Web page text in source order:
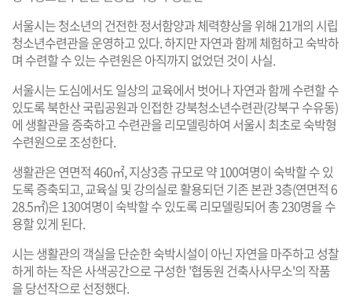
서울시는 청소년의 건전한 정서함양과 체력향상을 위해 21개의 시립
청소년수련관을 운영하고 있다. 하지만 자연과 함께 체험하고 숙박하
며 수련할 수 있는 수련원은 아직까지 없었던 것이 사실.
서울시는 도심에서도 일상의 교육에서 벗어나 자연과 함께 수련할 수
있도록 북한산 국립공원과 인접한 강북청소년수련관(강북구 수유동)
에 생활관을 증축하고 수련관을 리모델링하여 서울시 최초로 숙박형
수련원으로 조성한다.
생활관은 연면적 460㎡, 지상3층 규모로 약 100여명이 숙박할 수 있
도록 증축되고, 교육실 및 강의실로 활용되던 기존 본관 3층(연면적 6
28.5㎡)은 130여명이 숙박할 수 있도록 리모델링되어 총 230명을 수
용할 있게 된다.
시는 생활관의 객실을 단순한 숙박시설이 아닌 자연을 마주하고 성찰
하게 하는 작은 사색공간으로 구성한 '협동원 건축사사무소'의 작품
을 당선작으로 선정했다.